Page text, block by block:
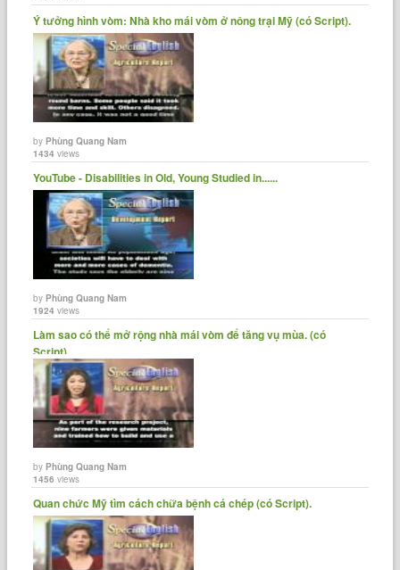
Ý tưởng hình vòm: Nhà kho mái vòm ở nông trại Mỹ (có Script).
byPhùng Quang Nam
1434 views
YouTube - Disabilities in Old, Young Studied in......
byPhùng Quang Nam
1924 views
Làm sao có thể mở rộng nhà mái vòm để tăng vụ mùa. (có
Script)
byPhùng Quang Nam
1456 views
Quan chức Mỹ tìm cách chữa bệnh cá chép (có Script).